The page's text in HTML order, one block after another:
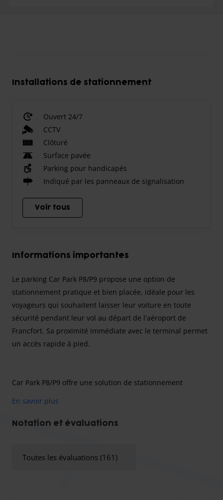
Installations de stationnement
Ouvert 24/7
CCTV
Clôturé
Surface pavée
Parking pour handicapés
Indiqué par les panneaux de signalisation
Voir tous
Informations importantes
Le parking Car Park P8/P9 propose une option de
stationnement pratique et bien placée, idéale pour les
voyageurs qui souhaitent laisser leur voiture en toute
sécurité pendant leur vol au départ de l'aéroport de
Francfort. Sa proximité immédiate avec le terminal permet
un accès rapide à pied.
Car Park P8/P9 offre une solution de stationnement
proximité immédiate de l'aéroport, le terminal est
facilement accessible à pied.
Veuillez noter que les dimensions maximales pour les
En savoir plus
Notation et évaluations
Toutes les évaluations (161)